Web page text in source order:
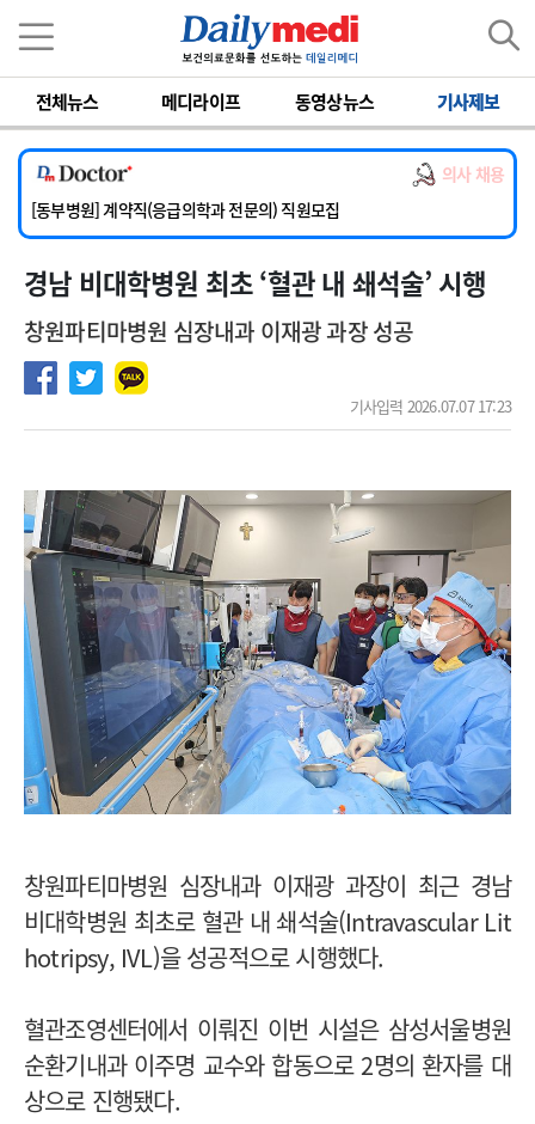
전체뉴스 메디라이프 동영상뉴스 기사제보
의사 채용
[서울아산병원] 2026년 하반기 인턴 모집
[영남대학교의료원] 마취통증의학과 임기제 임상의사 채용
[충남대학교병원] 소아청소년과(소아응급전담) 계약직 의사 공개채용
[동부병원] 계약직(응급의학과 전문의) 직원모집
[이대목동병원] 하반기 전공의(레지던트1년차) 모집
[서울아산병원] 2026년 하반기 인턴 모집
경남 비대학병원 최초 ‘혈관 내 쇄석술’ 시행
창원파티마병원 심장내과 이재광 과장 성공
기사입력 2026.07.07 17:23
창원파티마병원 심장내과 이재광 과장이 최근 경남
비대학병원 최초로 혈관 내 쇄석술(Intravascular Lit
hotripsy, IVL)을 성공적으로 시행했다.
혈관조영센터에서 이뤄진 이번 시설은 삼성서울병원
순환기내과 이주명 교수와 합동으로 2명의 환자를 대
상으로 진행됐다.